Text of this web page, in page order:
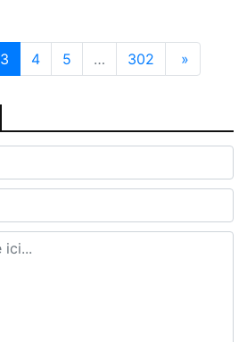
3 4 5 … 302 »